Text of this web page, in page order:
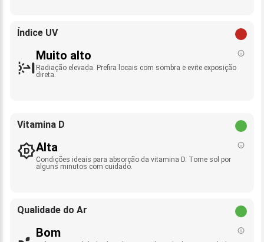
Índice UV
Muito alto
Radiação elevada. Prefira locais com sombra e evite exposição
direta.
Vitamina D
Alta
Condições ideais para absorção da vitamina D. Tome sol por
alguns minutos com cuidado.
Qualidade do Ar
Bom